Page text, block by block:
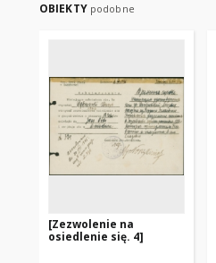
OBIEKTY podobne
[Zezwolenie na
osiedlenie się. 4]